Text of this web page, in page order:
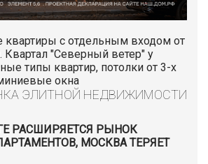
с отдельным входом от
Квартал "Северный ветер" у
типы квартир, потолки от 3-х
окна
ЭЛИТНОЙ НЕДВИЖИМОСТИ
РАСШИРЯЕТСЯ РЫНОК
МОСКВА ТЕРЯЕТ